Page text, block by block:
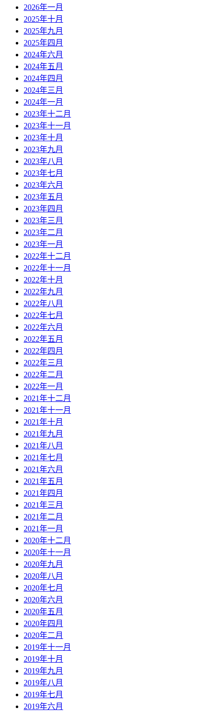
2026年一月
2025年十月
2025年九月
2025年四月
2024年六月
2024年五月
2024年四月
2024年三月
2024年一月
2023年十二月
2023年十一月
2023年十月
2023年九月
2023年八月
2023年七月
2023年六月
2023年五月
2023年四月
2023年三月
2023年二月
2023年一月
2022年十二月
2022年十一月
2022年十月
2022年九月
2022年八月
2022年七月
2022年六月
2022年五月
2022年四月
2022年三月
2022年二月
2022年一月
2021年十二月
2021年十一月
2021年十月
2021年九月
2021年八月
2021年七月
2021年六月
2021年五月
2021年四月
2021年三月
2021年二月
2021年一月
2020年十二月
2020年十一月
2020年九月
2020年八月
2020年七月
2020年六月
2020年五月
2020年四月
2020年二月
2019年十一月
2019年十月
2019年九月
2019年八月
2019年七月
2019年六月